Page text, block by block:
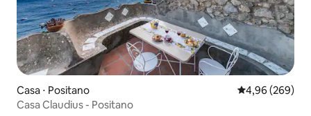
Casa ⋅ Positano 4,96 de uma
4,96 (269)
Casa Claudius - Positano